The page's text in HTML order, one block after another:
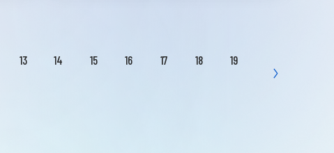
13 14 15 16 17 18
19